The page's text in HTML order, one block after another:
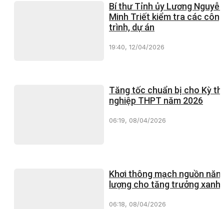
Bí thư Tỉnh ủy Lương Nguyễn
Minh Triết kiểm tra các công
trình, dự án
19:40, 12/04/2026
Tăng tốc chuẩn bị cho Kỳ
nghiệp THPT năm 2026
06:19, 08/04/2026
Khơi thông mạch nguồn
lượng cho tăng trưởng xanh
06:18, 08/04/2026